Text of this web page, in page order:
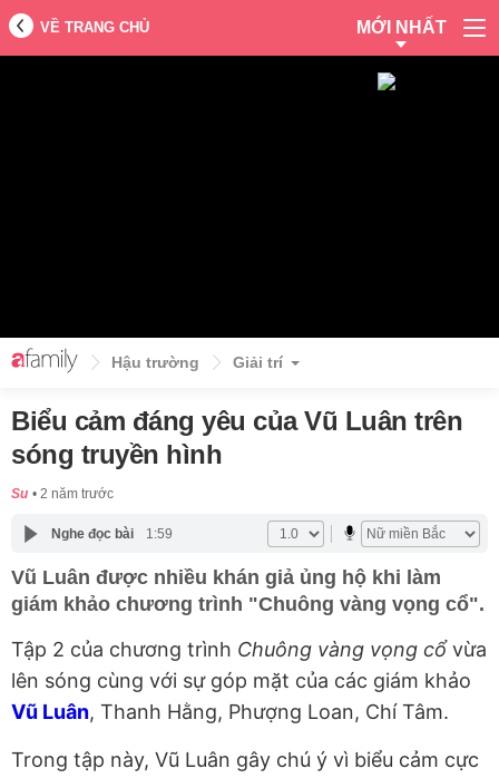
VỀ TRANG CHỦ MỚI NHẤT
Hậu trường Giải trí
Biểu cảm đáng yêu của Vũ Luân trên
sóng truyền hình
Su 2 năm trước
Nghe đọc bài 1:59
Vũ Luân được nhiều khán giả ủng hộ khi làm
giám khảo chương trình "Chuông vàng vọng cổ".
Tập 2 của chương trình Chuông vàng vọng cổvừa
lên sóng cùng với sự góp mặt của các giám khảo
Vũ Luân, Thanh Hằng, Phượng Loan, Chí Tâm.
Trong tập này, Vũ Luân gây chú ý vì biểu cảm cực